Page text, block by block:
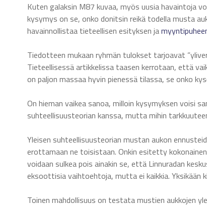
Kuten galaksin M87 kuvaa, myös uusia havaintoja
kysymys on se, onko donitsin reikä todella musta
havainnollistaa tieteellisen esityksen ja
Tiedotteen mukaan ryhmän tulokset tarjoavat
Tieteellisessä artikkelissa taasen kerrotaan, että
on paljon massaa hyvin pienessä tilassa, se onko
On hieman vaikea sanoa, milloin kysymyksen voisi
suhteellisuusteorian kanssa, mutta mihin
Yleisen suhteellisuusteorian mustan aukon
erottamaan ne toisistaan. Onkin esitetty kokonainen
voidaan sulkea pois ainakin se, että Linnuradan
eksoottisia vaihtoehtoja, mutta ei kaikkia. Yksikään
Toinen mahdollisuus on testata mustien aukkojen